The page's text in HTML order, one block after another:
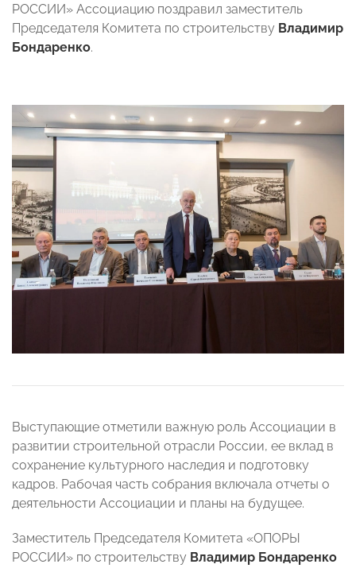
РОССИИ» Ассоциацию поздравил заместитель
Председателя Комитета по строительству Владимир
Бондаренко.
Выступающие отметили важную роль Ассоциации в
развитии строительной отрасли России, ее вклад в
сохранение культурного наследия и подготовку
кадров. Рабочая часть собрания включала отчеты о
деятельности Ассоциации и планы на будущее.
Заместитель Председателя Комитета «ОПОРЫ
РОССИИ» по строительству Владимир Бондаренко